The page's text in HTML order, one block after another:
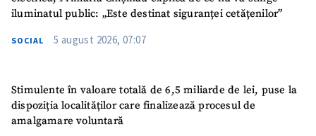
iluminatul public: „Este destinat siguranței cetățenilor”
SOCIAL 5 august 2026, 07:07
Stimulente în valoare totală de 6,5 miliarde de lei, puse la
dispoziția localităților care finalizează procesul de
amalgamare voluntară